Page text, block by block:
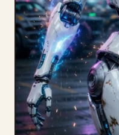
อัปเดต